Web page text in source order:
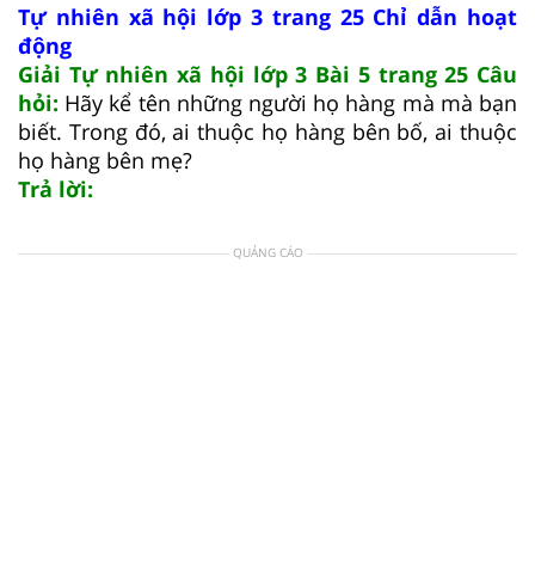
Tự nhiên xã hội lớp 3 trang 25 Chỉ dẫn hoạt
động
Giải Tự nhiên xã hội lớp 3 Bài 5 trang 25 Câu
hỏi: Hãy kể tên những người họ hàng mà mà bạn
biết. Trong đó, ai thuộc họ hàng bên bố, ai thuộc
họ hàng bên mẹ?
Trả lời:
QUẢNG CÁO